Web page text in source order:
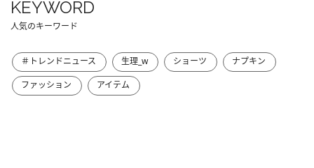
KEYWORD
人気のキーワード
＃トレンドニュース 生理_w ショーツ
ナプキン
ファッション
アイテム